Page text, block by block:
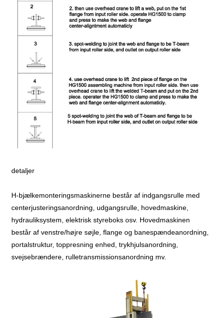
detaljer
H-bjælkemonteringsmaskinerne består af indgangsrulle med
centerjusteringsanordning, udgangsrulle, hovedmaskine,
hydrauliksystem, elektrisk styreboks osv. Hovedmaskinen
består af venstre/højre søjle, flange og banespændeanordning,
portalstruktur, toppresning enhed, trykhjulsanordning,
svejsebrændere, rulletransmissionsanordning mv.